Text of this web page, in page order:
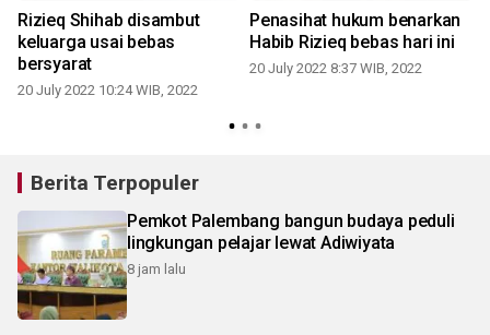
Rizieq Shihab disambut
keluarga usai bebas
bersyarat
20 July 2022 10:24 WIB, 2022
Penasihat hukum benarkan
Habib Rizieq bebas hari ini
20 July 2022 8:37 WIB, 2022
Berita Terpopuler
Pemkot Palembang bangun budaya peduli
lingkungan pelajar lewat Adiwiyata
8 jam lalu